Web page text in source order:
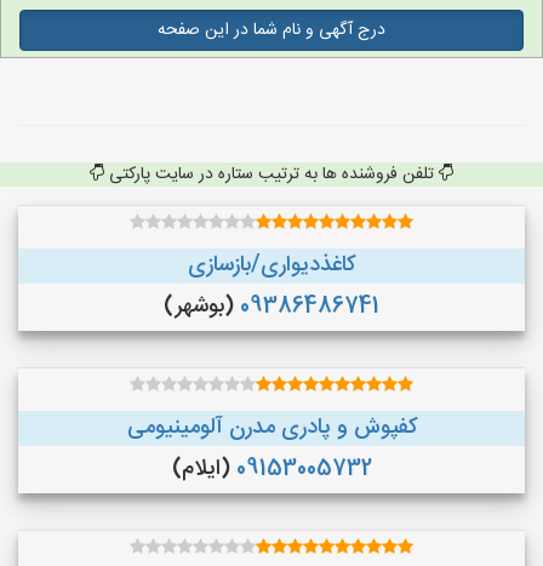
درج آگهی و نام شما در این صفحه
تلفن فروشنده ها به ترتیب ستاره در سایت پارکتی
کاغذدیواری/بازسازی
09386486741 (بوشهر)
کفپوش و پادری مدرن آلومینیومی
09153005732 (ایلام)